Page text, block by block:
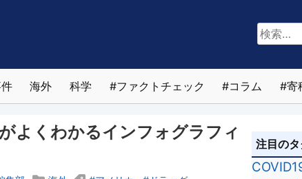
検
索:
海外 科学 ファクトチェック コラム 寄
よくわかるインフォグラフィ
注目の